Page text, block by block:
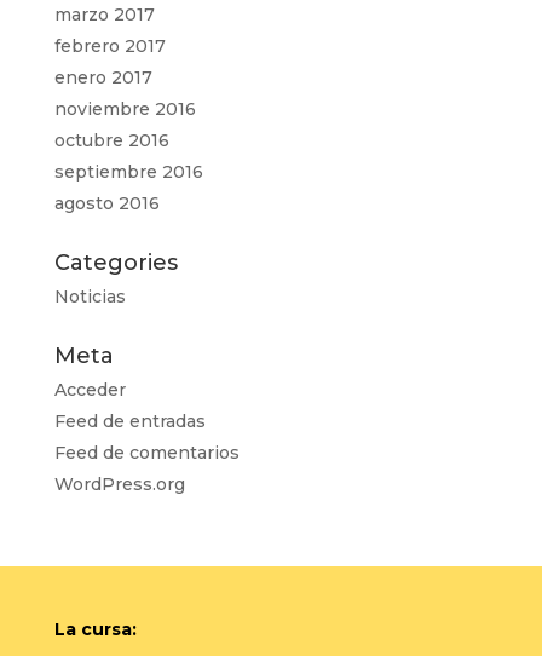
marzo 2017
febrero 2017
enero 2017
noviembre 2016
octubre 2016
septiembre 2016
agosto 2016
Categories
Noticias
Meta
Acceder
Feed de entradas
Feed de comentarios
WordPress.org
La cursa: